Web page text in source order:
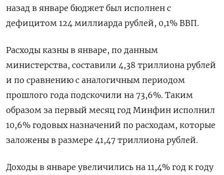
назад в январе бюджет был исполнен с
дефицитом 124 миллиарда рублей, 0,1% ВВП.
Расходы казны в январе, по данным
министерства, составили 4,38 триллиона рублей
и по сравнению с аналогичным периодом
прошлого года подскочили на 73,6%. Таким
образом за первый месяц год Минфин исполнил
10,6% годовых назначений по расходам, которые
заложены в размере 41,47 триллиона рублей.
Доходы в январе увеличились на 11,4% год к году